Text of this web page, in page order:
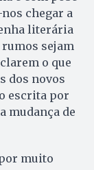
chegar a
literária
sejam
o que
dos novos
escrita por
mudança de
muito